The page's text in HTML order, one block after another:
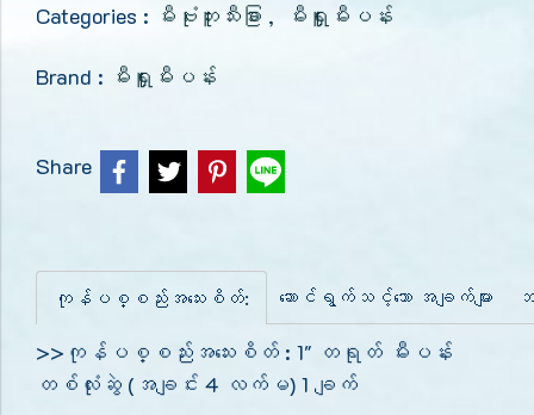
Categories : မီးဗုံးဘူးသီးခြား , မီးရှူးမီးပန်း
Brand : မီးရှူးမီးပန်း
Share
ကုန်ပစ္စည်းအသေးစိတ်: ဆောင်ရွက်သင့်သော အချက်များ
>>ကုန်ပစ္စည်းအသေးစိတ် : 1" တရုတ် မီးပန်း
တစ်လုံးဆွဲ (အချင်း 4 လက်မ) 1 ချက်